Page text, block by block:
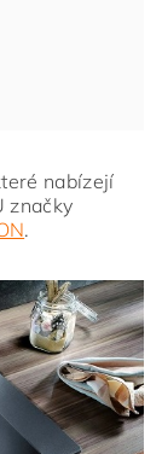
nabízejí
značky
.